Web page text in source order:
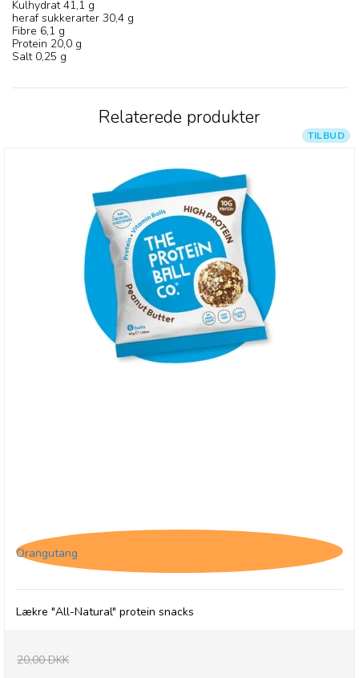
Kulhydrat 41,1 g
heraf sukkerarter 30,4 g
Fibre 6,1 g
Protein 20,0 g
Salt 0,25 g
Relaterede produkter
TILBUD
Orangutang
Lækre "All-Natural" protein snacks
20,00 DKK